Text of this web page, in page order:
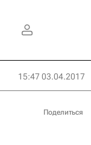
15:47 03.04.2017
Поделиться